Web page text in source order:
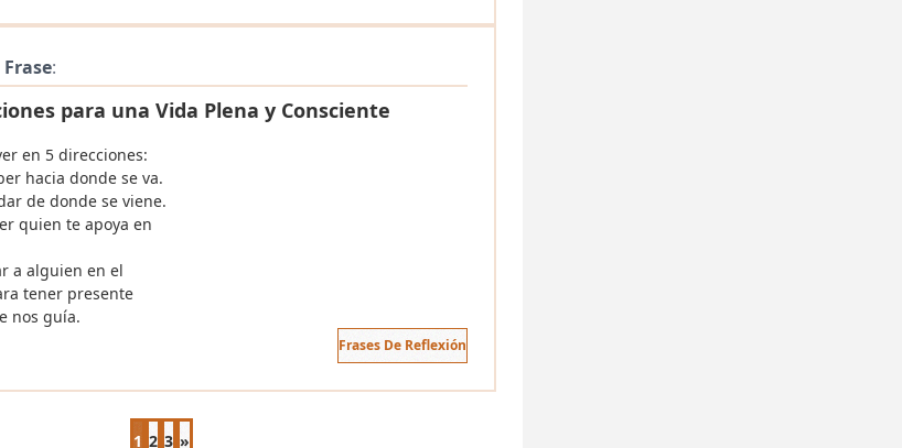
:
para una Vida Plena y Consciente
en 5 direcciones:
hacia donde se va.
de donde se viene.
quien te apoya en
a alguien en el
tener presente
nos guía.
Frases De Reflexión
1 2 3 »